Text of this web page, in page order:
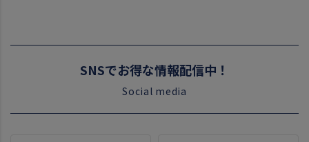
SNSでお得な情報配信中！
Social media